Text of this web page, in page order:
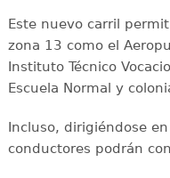
Este nuevo carril
zona 13 como el
Instituto Técnico
Escuela Normal y
Incluso, dirigiéndose
conductores podrán